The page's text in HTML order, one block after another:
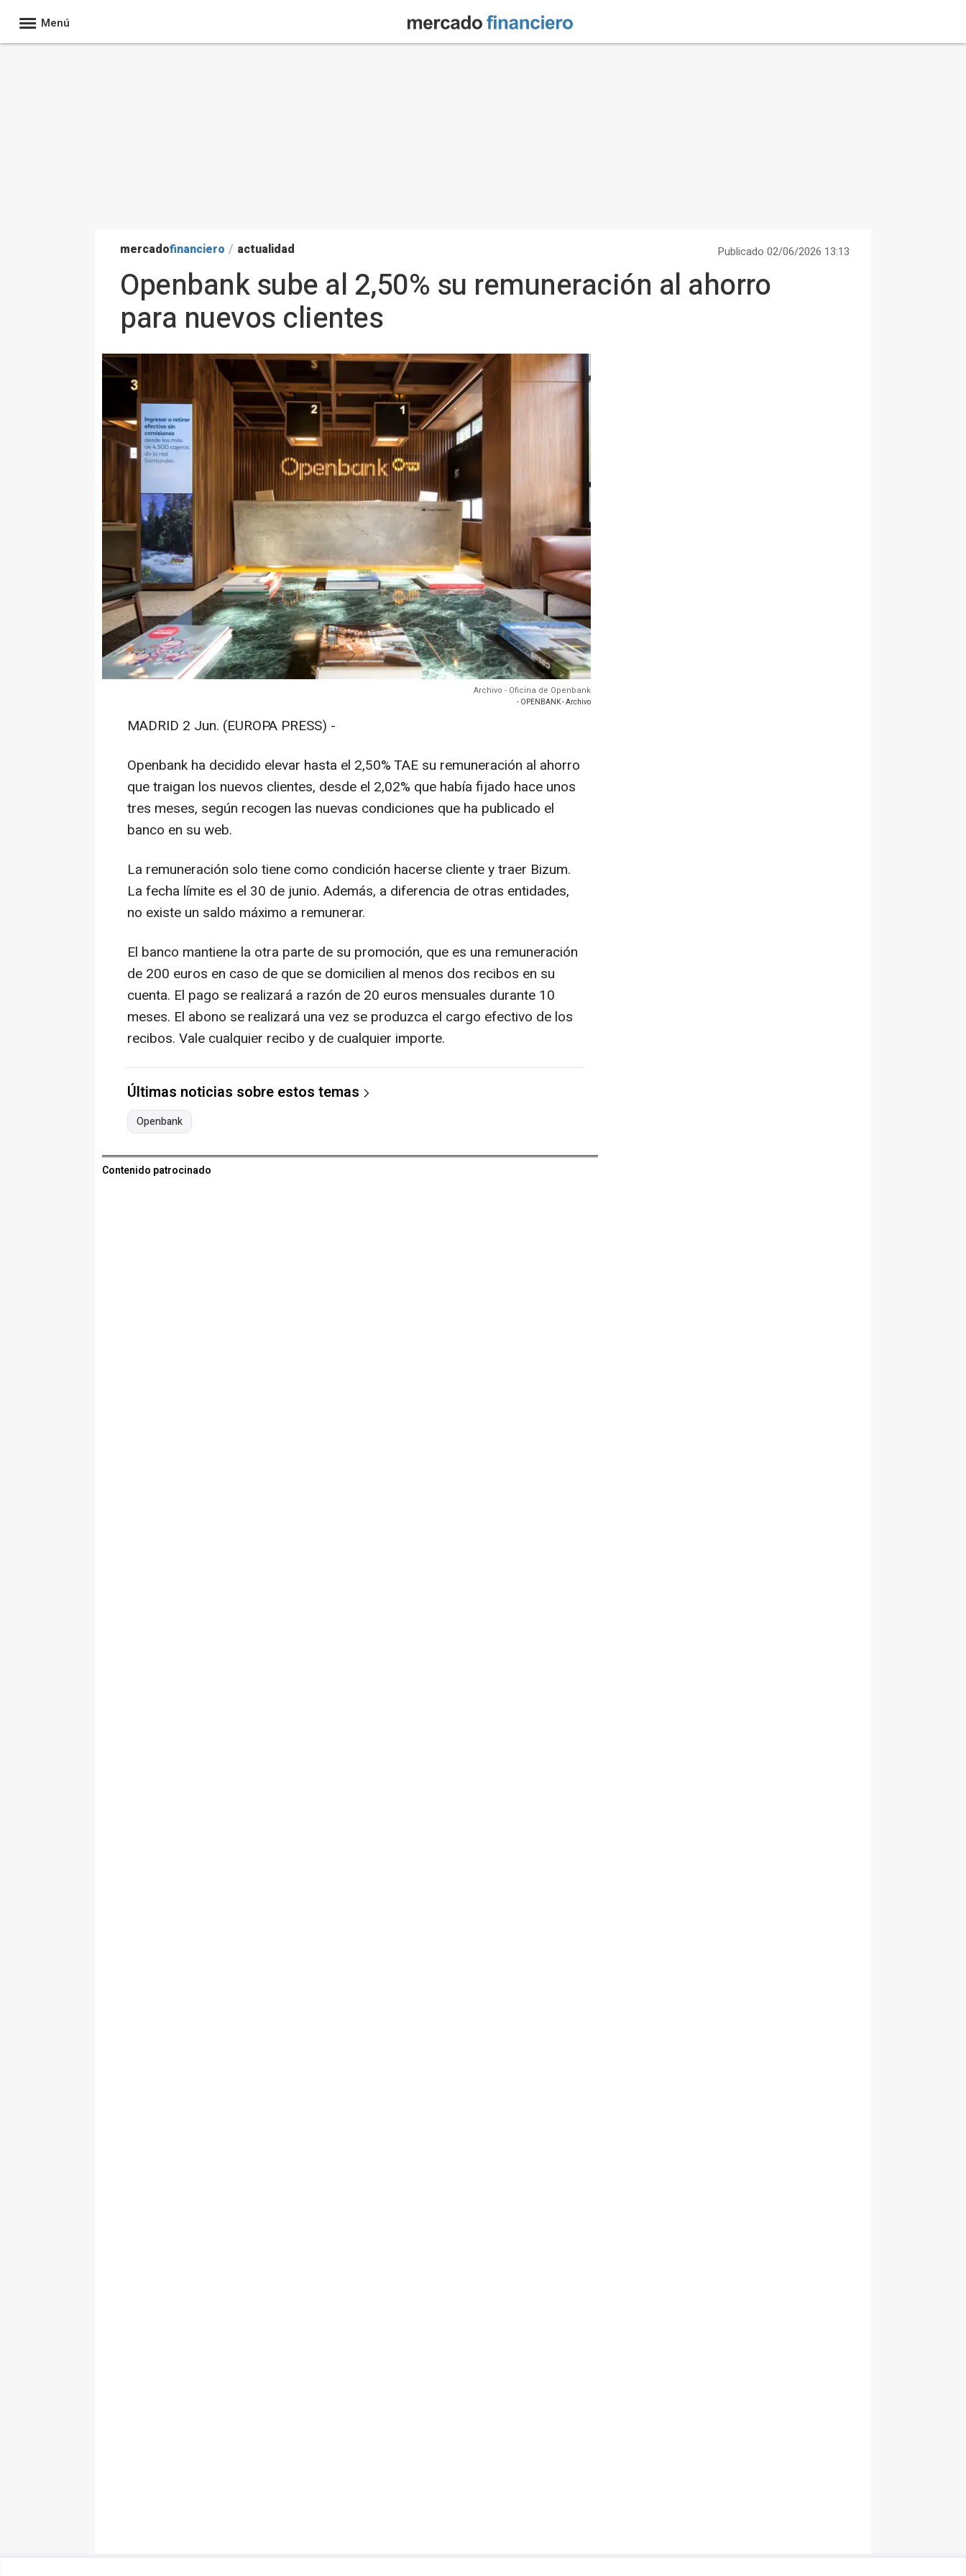
Menú
mercadofinanciero / actualidad Publicado 02/06/2026 13:13
Openbank sube al 2,50% su remuneración al ahorro
para nuevos clientes
Archivo - Oficina de Openbank
- OPENBANK - Archivo
MADRID 2 Jun. (EUROPA PRESS) -
Openbank ha decidido elevar hasta el 2,50% TAE su remuneración al ahorro
que traigan los nuevos clientes, desde el 2,02% que había fijado hace unos
tres meses, según recogen las nuevas condiciones que ha publicado el
banco en su web.
La remuneración solo tiene como condición hacerse cliente y traer Bizum.
La fecha límite es el 30 de junio. Además, a diferencia de otras entidades,
no existe un saldo máximo a remunerar.
El banco mantiene la otra parte de su promoción, que es una remuneración
de 200 euros en caso de que se domicilien al menos dos recibos en su
cuenta. El pago se realizará a razón de 20 euros mensuales durante 10
meses. El abono se realizará una vez se produzca el cargo efectivo de los
recibos. Vale cualquier recibo y de cualquier importe.
Últimas noticias sobre estos temas
Openbank
Contenido patrocinado